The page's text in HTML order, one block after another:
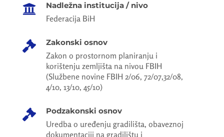
 Nadležna institucija / nivo
Federacija BiH
 Zakonski osnov
Zakon o prostornom planiranju i
korištenju zemljišta na nivou FBIH
(Službene novine FBIH 2/06, 72/07,32/08,
4/10, 13/10, 45/10)
 Podzakonski osnov
Uredba o uređenju gradilišta, obaveznoj
dokumentaciji na gradilištu i